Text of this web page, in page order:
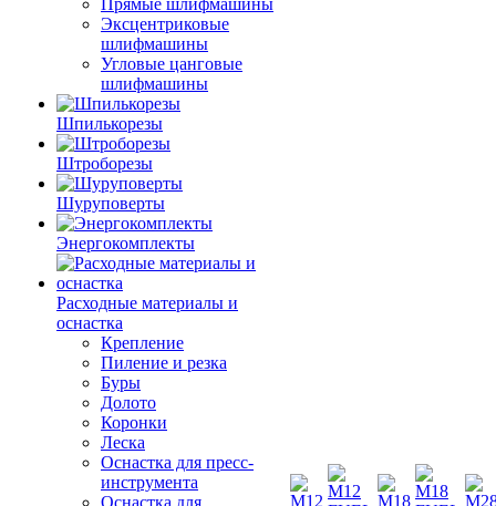
Прямые шлифмашины
Эксцентриковые
шлифмашины
Угловые цанговые
шлифмашины
Шпилькорезы
Штроборезы
Шуруповерты
Энергокомплекты
Расходные материалы и
оснастка
Крепление
Пиление и резка
Буры
Долото
Коронки
Леска
Оснастка для пресс-
инструмента
Оснастка для